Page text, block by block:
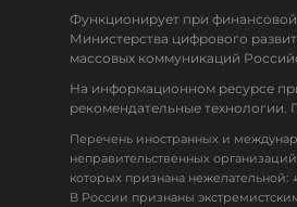
Функционирует при
Министерства цифрового
массовых коммуникаций
На информационном ресурсе
рекомендательные технологии.
Перечень иностранных и
неправительственных
которых признана нежелательной: ↓
В России признаны